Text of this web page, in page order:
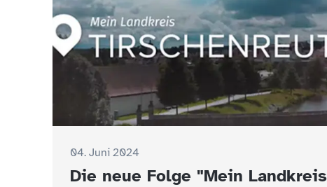
04. Juni 2024
Die neue Folge "Mein Landkreis